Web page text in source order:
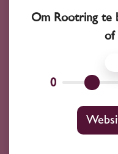
Gilbert Picq
Om Rootring te
of
0